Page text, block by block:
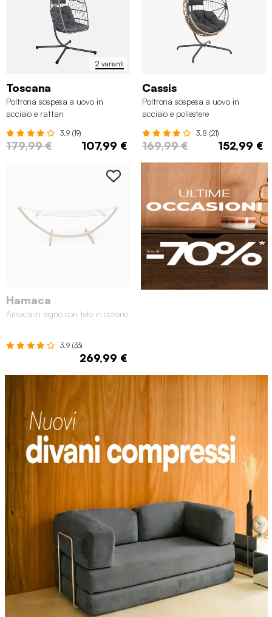
amachea disposizione ispira occasioni per una pausa
speciale, sembrerà di essere sempre in vacanza!
2 varianti
Toscana
Poltrona sospesa a uovo in
acciaio e rattan
3.9 (19)
179,99 € 107,99 €
Cassis
Poltrona sospesa a uovo in
acciaio e poliestere
3.8 (21)
169,99 € 152,99 €
Hamaca
Amaca in legno con telo in cotone
3.9 (33)
269,99 €